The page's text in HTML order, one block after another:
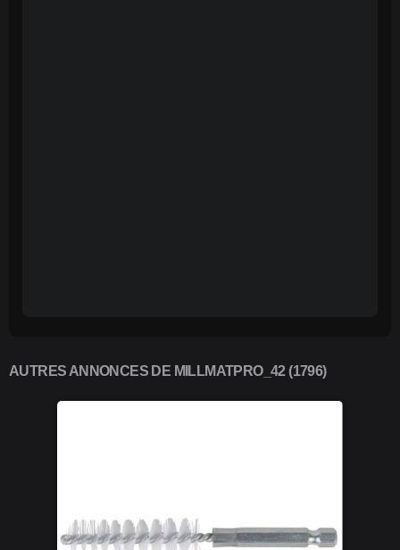
AUTRES ANNONCES DE MILLMATPRO_42 (1796)